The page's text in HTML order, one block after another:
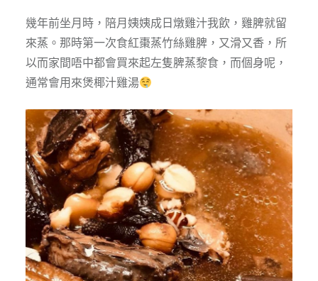
幾年前坐月時，陪月姨姨成日燉雞汁我飲，雞脾就留
來蒸。那時第一次食紅棗蒸竹絲雞脾，又滑又香，所
以而家間唔中都會買來起左隻脾蒸黎食，而個身呢，
通常會用來煲椰汁雞湯